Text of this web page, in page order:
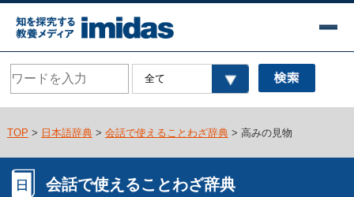
TOP > 日本語辞典> 会話で使えることわざ辞典> 高みの見物
会話で使えることわざ辞典